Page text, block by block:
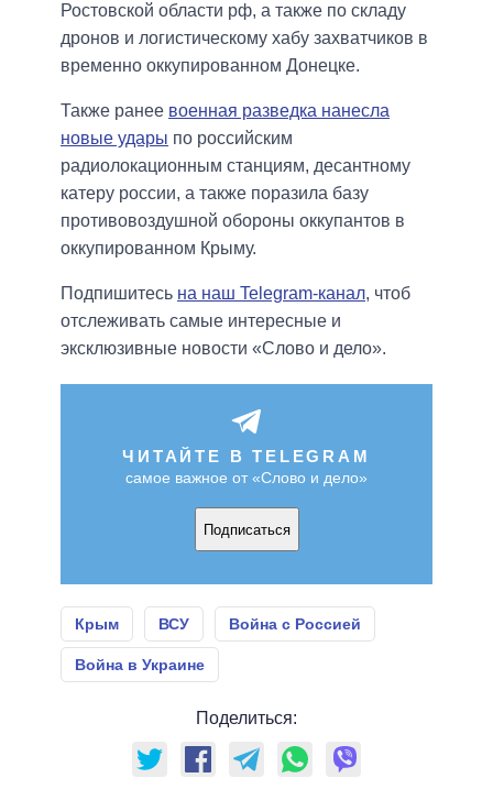
Ростовской области рф, а также по складу
дронов и логистическому хабу захватчиков в
временно оккупированном Донецке.
Также ранее военная разведка нанесла
новые удары по российским
радиолокационным станциям, десантному
катеру россии, а также поразила базу
противовоздушной обороны оккупантов в
оккупированном Крыму.
Подпишитесь на наш Telegram-канал, чтоб
отслеживать самые интересные и
эксклюзивные новости «Слово и дело».
ЧИТАЙТЕ В TELEGRAM
самое важное от «Слово и дело»
Подписаться
Крым ВСУ Война с Россией
Война в Украине
Поделиться: